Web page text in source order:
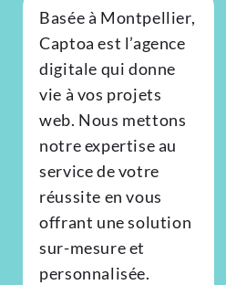
Basée à Montpellier,
Captoa est l’agence
digitale qui donne
vie à vos projets
web. Nous mettons
notre expertise au
service de votre
réussite en vous
offrant une solution
sur-mesure et
personnalisée.